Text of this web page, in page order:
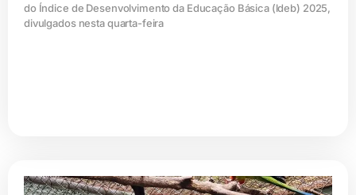
do Índice de Desenvolvimento da Educação Básica (ldeb) 2025,
divulgados nesta quarta-feira